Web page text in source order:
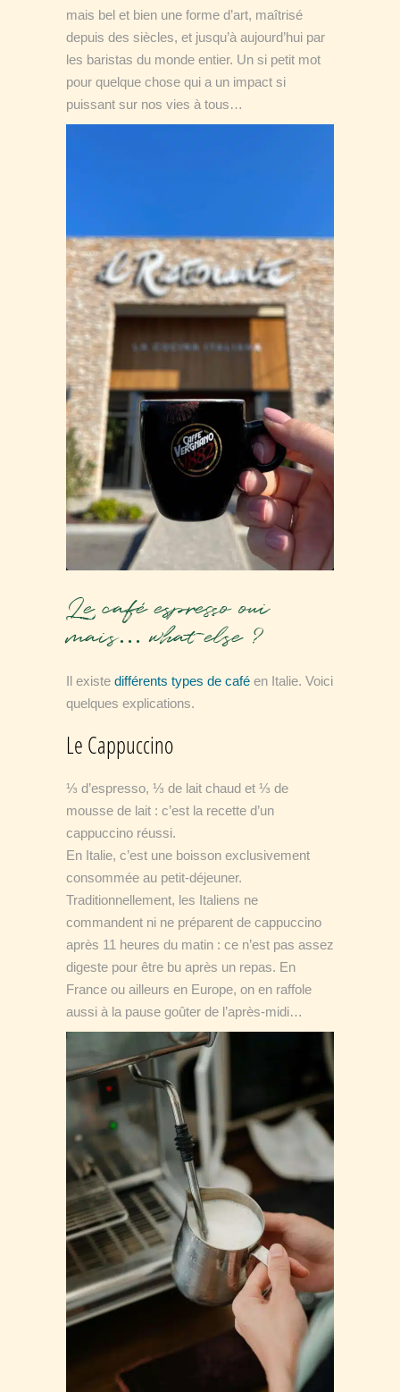
mais bel et bien une forme d’art, maîtrisé
depuis des siècles, et jusqu’à aujourd’hui par
les baristas du monde entier. Un si petit mot
pour quelque chose qui a un impact si
puissant sur nos vies à tous…
Le café espresso oui
mais… what else ?
Il existe différents types de café en Italie. Voici
quelques explications.
Le Cappuccino
⅓ d’espresso, ⅓ de lait chaud et ⅓ de
mousse de lait : c’est la recette d’un
cappuccino réussi.
En Italie, c’est une boisson exclusivement
consommée au petit-déjeuner.
Traditionnellement, les Italiens ne
commandent ni ne préparent de cappuccino
après 11 heures du matin : ce n’est pas assez
digeste pour être bu après un repas. En
France ou ailleurs en Europe, on en raffole
aussi à la pause goûter de l’après-midi…